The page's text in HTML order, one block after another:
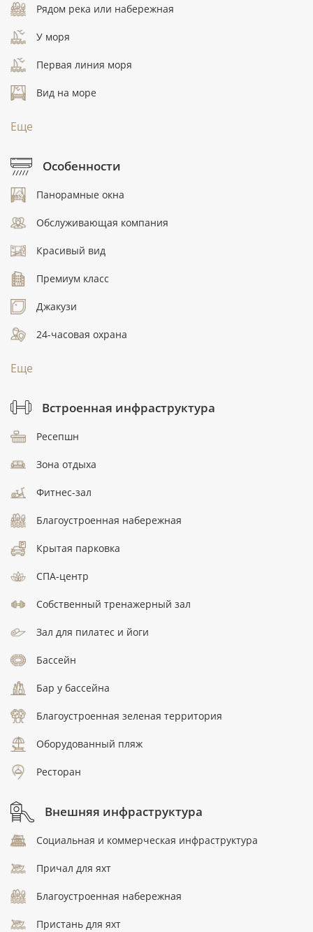
Рядом река или набережная
У моря
Первая линия моря
Вид на море
Еще
Особенности
Панорамные окна
Обслуживающая компания
Красивый вид
Премиум класс
Джакузи
24-часовая охрана
Еще
Встроенная инфраструктура
Ресепшн
Зона отдыха
Фитнес-зал
Благоустроенная набережная
Крытая парковка
СПА-центр
Собственный тренажерный зал
Зал для пилатес и йоги
Бассейн
Бар у бассейна
Благоустроенная зеленая территория
Оборудованный пляж
Ресторан
Внешняя инфраструктура
Социальная и коммерческая инфраструктура
Причал для яхт
Благоустроенная набережная
Пристань для яхт